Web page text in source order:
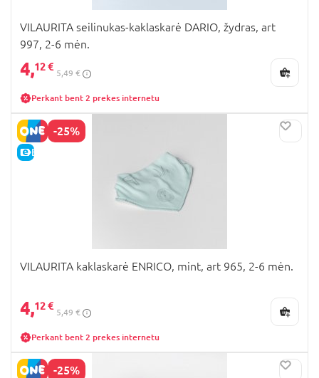
VILAURITA seilinukas-kaklaskarė DARIO, žydras, art
997, 2-6 mėn.
4,12 €
5,49 €
Perkant bent 2 prekes internetu
-25%
E-KAINA
VILAURITA kaklaskarė ENRICO, mint, art 965, 2-6 mėn.
4,12 €
5,49 €
Perkant bent 2 prekes internetu
-25%